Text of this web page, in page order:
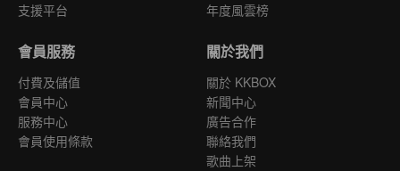
支援平台
年度風雲榜
會員服務
付費及儲值
會員中心
服務中心
會員使用條款
關於我們
關於 KKBOX
新聞中心
廣告合作
聯絡我們
歌曲上架